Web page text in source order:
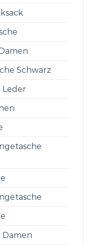
Schwarz
Leder
Damen